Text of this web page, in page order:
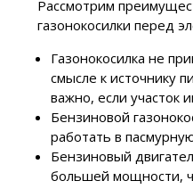
Рассмотрим
газонокосилки перед
Газонокосилка не
смысле к источнику
важно, если участок
Бензиновой
работать в
Бензиновый
большей мощности,